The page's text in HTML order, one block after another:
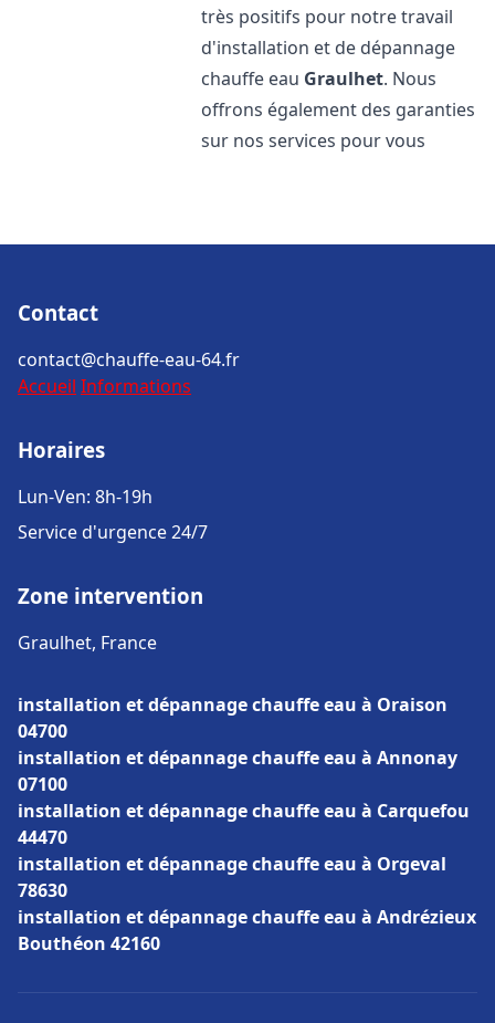
très positifs pour notre travail
d'installation et de dépannage
chauffe eau Graulhet. Nous
offrons également des garanties
sur nos services pour vous
Contact
contact@chauffe-eau-64.fr
Accueil Informations
Horaires
Lun-Ven: 8h-19h
Service d'urgence 24/7
Zone intervention
Graulhet, France
installation et dépannage chauffe eau à Oraison
04700
installation et dépannage chauffe eau à Annonay
07100
installation et dépannage chauffe eau à Carquefou
44470
installation et dépannage chauffe eau à Orgeval
78630
installation et dépannage chauffe eau à Andrézieux
Bouthéon 42160